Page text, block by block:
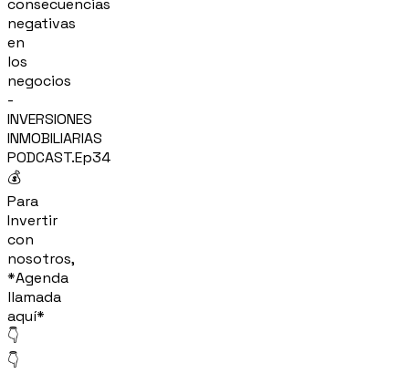
consecuencias
negativas
en
los
negocios
-
INVERSIONES
INMOBILIARIAS
PODCAST.Ep34
💰
Para
Invertir
con
nosotros,
*Agenda
llamada
aquí*
👇
👇